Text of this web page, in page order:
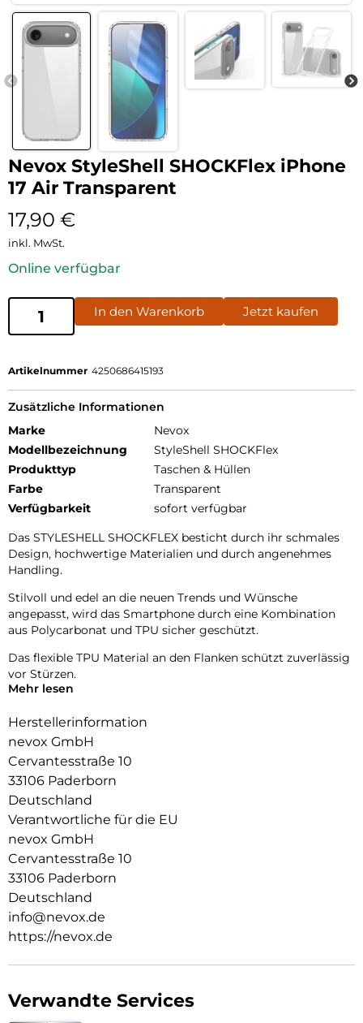
Nevox StyleShell SHOCKFlex iPhone
17 Air Transparent
17,90 €
inkl. MwSt.
Online verfügbar
In den Warenkorb Jetzt kaufen
Artikelnummer 4250686415193
Zusätzliche Informationen
Marke
Nevox
Modellbezeichnung
StyleShell SHOCKFlex
Produkttyp
Taschen & Hüllen
Farbe
Transparent
Verfügbarkeit
sofort verfügbar
Das STYLESHELL SHOCKFLEX besticht durch ihr schmales
Design, hochwertige Materialien und durch angenehmes
Handling.
Stilvoll und edel an die neuen Trends und Wünsche
angepasst, wird das Smartphone durch eine Kombination
aus Polycarbonat und TPU sicher geschützt.
Das flexible TPU Material an den Flanken schützt zuverlässig
vor Stürzen.
Durch das verwendete Material ist diese komplett
Transparent und bringt jegliche Farbe des Smartphones,
passend zur Geltung.
Die Anschlüsse, Knöpfe und Kamera bleiben voll zugänglich.
Hochwertiges Schmutzabweisendes Material und
Schockproof durch eingearbeitete Luftpolster in den Ecken.
Mehr lesen
Herstellerinformation
nevox GmbH
Cervantesstraße 10
33106 Paderborn
Deutschland
Verantwortliche für die EU
nevox GmbH
Cervantesstraße 10
33106 Paderborn
Deutschland
info@nevox.de
https://nevox.de
Verwandte Services